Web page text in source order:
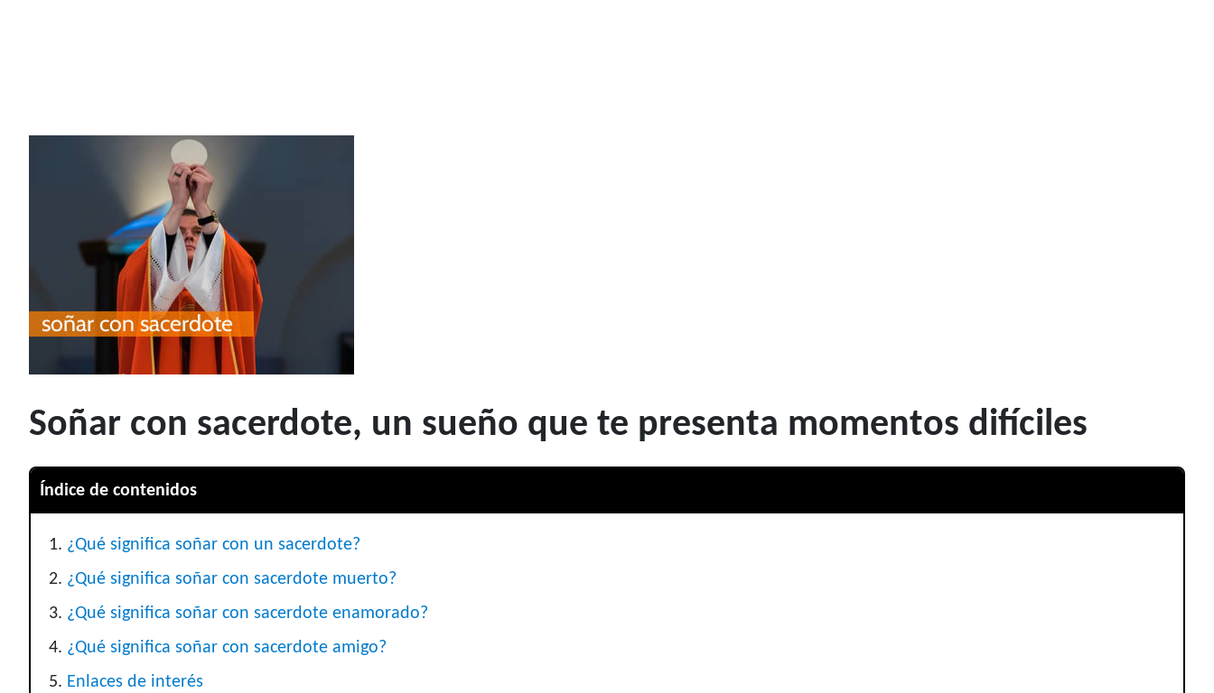
Soñar con sacerdote, un sueño que te presenta momentos difíciles
Índice de contenidos
¿Qué significa soñar con un sacerdote?
¿Qué significa soñar con sacerdote muerto?
¿Qué significa soñar con sacerdote enamorado?
¿Qué significa soñar con sacerdote amigo?
Enlaces de interés